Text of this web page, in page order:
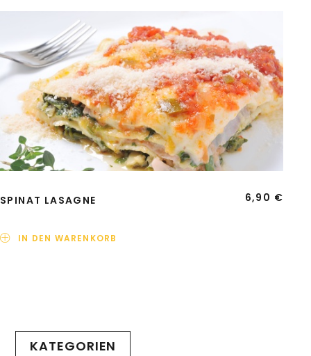
SPINAT LASAGNE 6,90 €
IN DEN WARENKORB
KATEGORIEN